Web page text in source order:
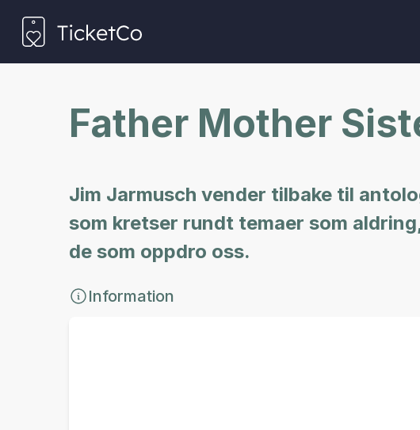
Father Mother
Jim Jarmusch vender tilbake til
som kretser rundt temaer som
de som oppdro oss.
Information